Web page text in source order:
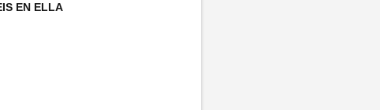
EN ELLA